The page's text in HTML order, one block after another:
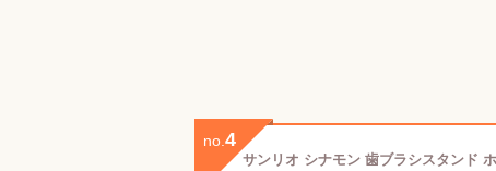
no. 4